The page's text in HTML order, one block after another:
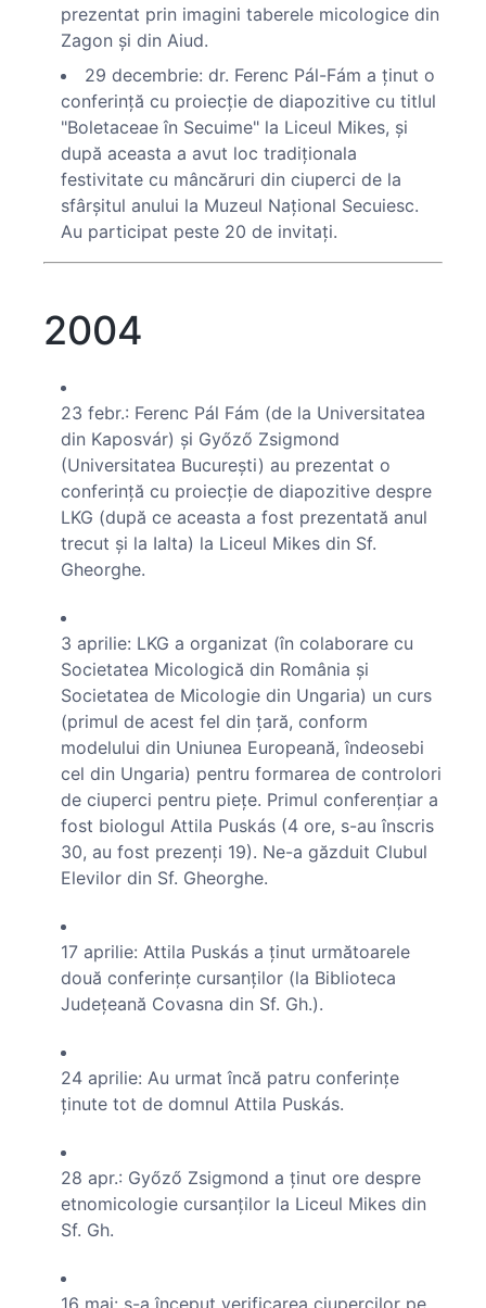
prezentat prin imagini taberele micologice din
Zagon şi din Aiud.
29 decembrie: dr. Ferenc Pál-Fám a ţinut o
conferinţă cu proiecţie de diapozitive cu titlul
"Boletaceae în Secuime" la Liceul Mikes, şi
după aceasta a avut loc tradiţionala
festivitate cu mâncăruri din ciuperci de la
sfârşitul anului la Muzeul Naţional Secuiesc.
Au participat peste 20 de invitaţi.
2004
23 febr.: Ferenc Pál Fám (de la Universitatea
din Kaposvár) şi Győző Zsigmond
(Universitatea Bucureşti) au prezentat o
conferinţă cu proiecţie de diapozitive despre
LKG (după ce aceasta a fost prezentată anul
trecut şi la Ialta) la Liceul Mikes din Sf.
Gheorghe.
3 aprilie: LKG a organizat (în colaborare cu
Societatea Micologică din România şi
Societatea de Micologie din Ungaria) un curs
(primul de acest fel din ţară, conform
modelului din Uniunea Europeană, îndeosebi
cel din Ungaria) pentru formarea de controlori
de ciuperci pentru pieţe. Primul conferenţiar a
fost biologul Attila Puskás (4 ore, s-au înscris
30, au fost prezenţi 19). Ne-a găzduit Clubul
Elevilor din Sf. Gheorghe.
17 aprilie: Attila Puskás a ţinut următoarele
două conferinţe cursanţilor (la Biblioteca
Judeţeană Covasna din Sf. Gh.).
24 aprilie: Au urmat încă patru conferinţe
ţinute tot de domnul Attila Puskás.
28 apr.: Győző Zsigmond a ţinut ore despre
etnomicologie cursanţilor la Liceul Mikes din
Sf. Gh.
16 mai: s-a început verificarea ciupercilor pe